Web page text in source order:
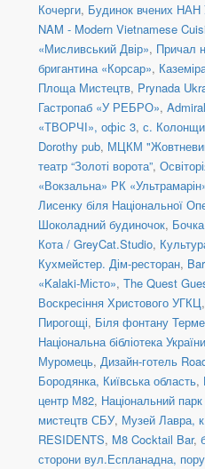
Кочерги, Будинок вчених НАН
NAM - Modern Vietnamese
«Мисливський Двір», Причал
бригантина «Корсар»,
Площа Мистецтв, Prynada
Гастропаб «У РЕБРО»,
«ТВОРЧІ», офіс 3, с.
Dorothy pub, МЦКМ
театр “Золоті ворота”,
«Вокзальна» РК
Лисенку біля Національної
Шоколадний будиночок,
Кота / GreyCat.Studio,
Кухмейстер. Дім-ресторан,
«Kalaki-Місто», The Quest
Воскресіння Христового УГКЦ,
Пирогощі, Біля фонтану
Національна бібліотека
Муромець, Дизайн-готель
Бородянка, Київська область,
центр М82, Національний
мистецтв СБУ, Музей Лавра,
RESIDENTS, M8 Cocktail Bar,
сторони вул.Еспланадна,